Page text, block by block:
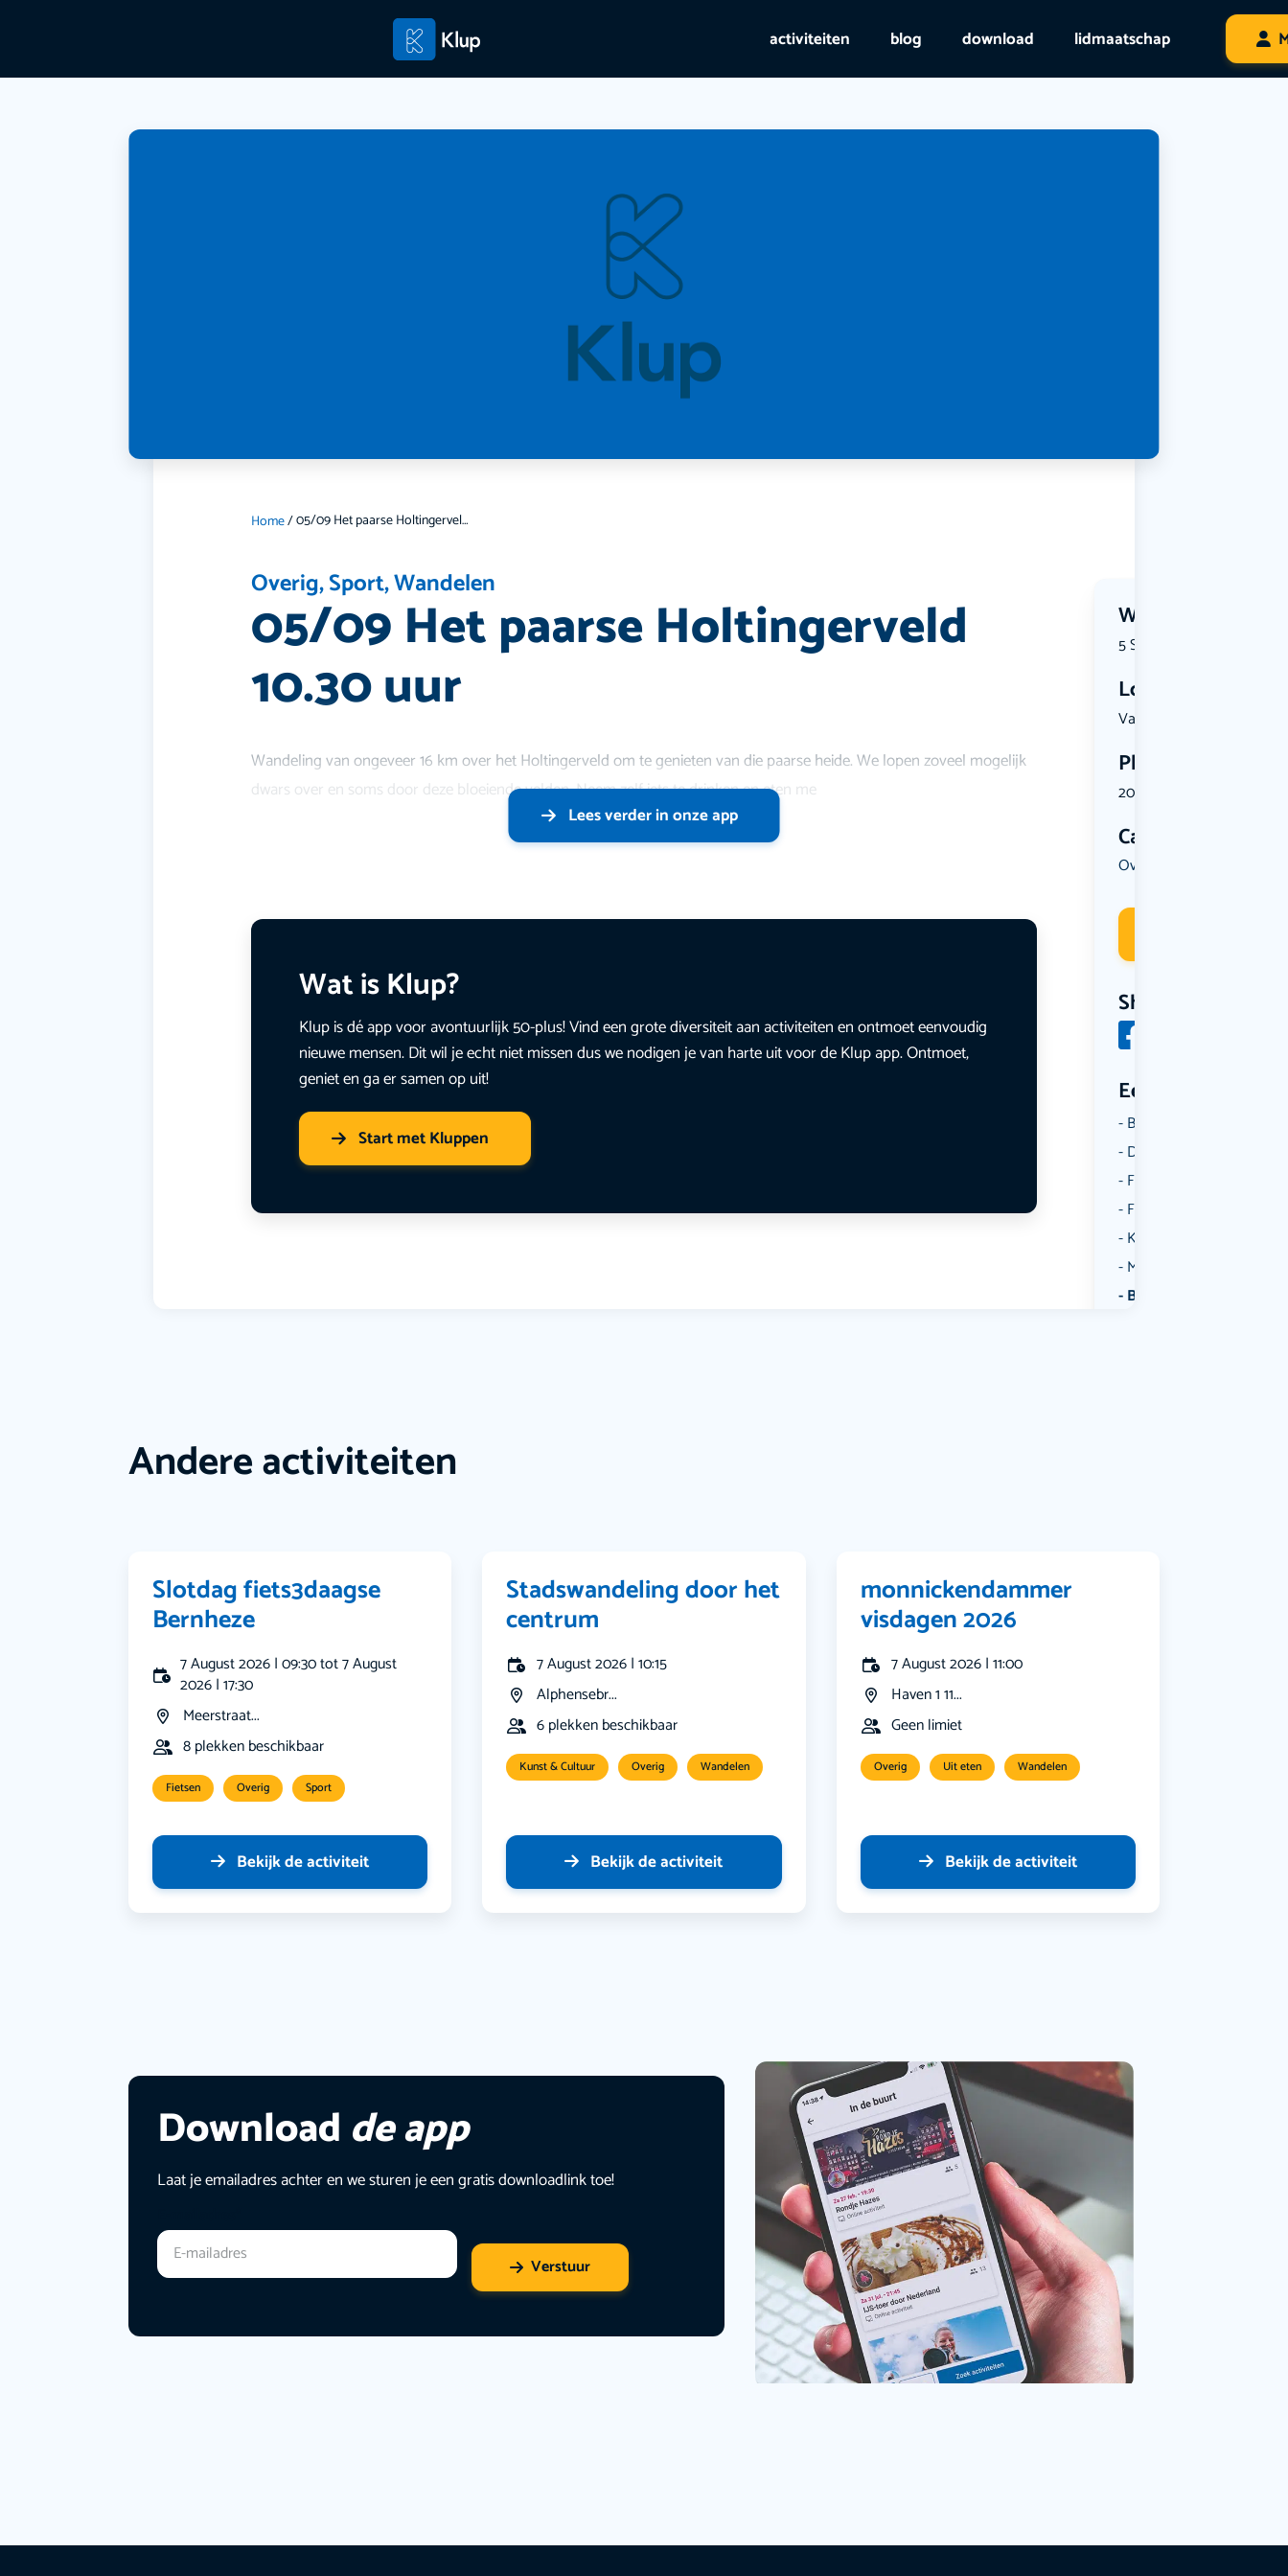
activiteiten blog download lidmaatschap
Home/ 05/09 Het paarse Holtingerveld 10.30 uur
Overig,Sport,Wandelen
05/09 Het paarse Holtingerveld
10.30 uur
Wanneer?
5 September 2026 | 10:30
Locatie
Van Heloma...
Plekken
20 plekken beschikbaar
Categorie
Overig
Share
Een aantal
Borrelen
Dansen
Fietsen
Film
Kunst & Cultuur
Muziek
Bekijk alle categorieën
Wandeling van ongeveer 16 km over het Holtingerveld om te genieten van die paarse heide. We lopen zoveel mogelijk
dwars over en soms door deze bloeiende velden. Neem zelf iets te drinken en eten me
Lees verder in onze app
Wat is Klup?
Klup is dé app voor avontuurlijk 50-plus! Vind een grote diversiteit aan activiteiten en ontmoet eenvoudig
nieuwe mensen. Dit wil je echt niet missen dus we nodigen je van harte uit voor de Klup app. Ontmoet,
geniet en ga er samen op uit!
Start met Kluppen
Andere activiteiten
Slotdag fiets3daagse
Bernheze
7 August 2026 | 09:30 tot 7 August
2026 | 17:30
Meerstraat...
8 plekken beschikbaar
Fietsen Overig Sport
Bekijk de activiteit
Stadswandeling door het
centrum
7 August 2026 | 10:15
Alphensebr...
6 plekken beschikbaar
Kunst & Cultuur Overig Wandelen
Bekijk de activiteit
monnickendammer
visdagen 2026
7 August 2026 | 11:00
Haven 1 11...
Geen limiet
Overig Uit eten Wandelen
Bekijk de activiteit
Download de app
Laat je emailadres achter en we sturen je een gratis downloadlink toe!
Verstuur